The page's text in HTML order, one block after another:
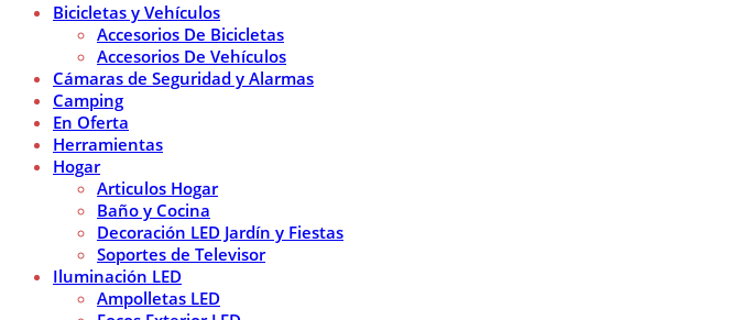
Bicicletas y Vehículos
Accesorios De Bicicletas
Accesorios De Vehículos
Cámaras de Seguridad y Alarmas
Camping
En Oferta
Herramientas
Hogar
Articulos Hogar
Baño y Cocina
Decoración LED Jardín y Fiestas
Soportes de Televisor
Iluminación LED
Ampolletas LED